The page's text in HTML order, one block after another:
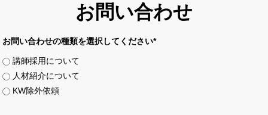
お問い合わせ
お問い合わせの種類を選択してください*
講師採用について
人材紹介について
KW除外依頼